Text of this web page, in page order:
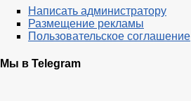
Написать администратору
Размещение рекламы
Пользовательское соглашение
Мы в Telegram